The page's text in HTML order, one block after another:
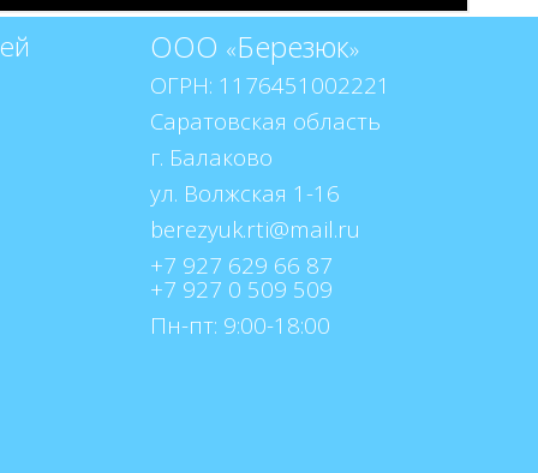
ООО «Березюк»
ОГРН: 1176451002221
Саратовская область
г. Балаково
ул. Волжская 1-16
+7 927 629 66 87
+7 927 0 509 509
Пн-пт: 9:00-18:00